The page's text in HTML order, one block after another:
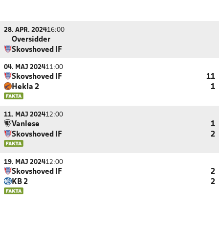
28. APR. 202416:00
Oversidder
Skovshoved IF
04. MAJ 202411:00
Skovshoved IF
11
Hekla 2
1
11. MAJ 202412:00
Vanløse
1
Skovshoved IF
2
19. MAJ 202412:00
Skovshoved IF
2
KB 2
2